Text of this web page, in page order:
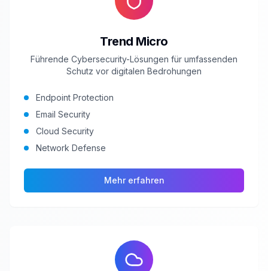
Trend Micro
Führende Cybersecurity-Lösungen für umfassenden
Schutz vor digitalen Bedrohungen
Endpoint Protection
Email Security
Cloud Security
Network Defense
Mehr erfahren